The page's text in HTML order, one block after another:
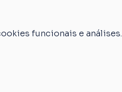
funcionais e análises.